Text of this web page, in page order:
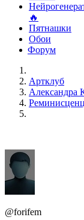
🔥
Пятнашки
Обои
Форум
Артклуб
Александра
@forifem